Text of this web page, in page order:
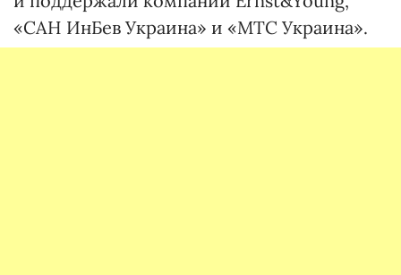
«САН ИнБев Украина» и «МТС Украина».